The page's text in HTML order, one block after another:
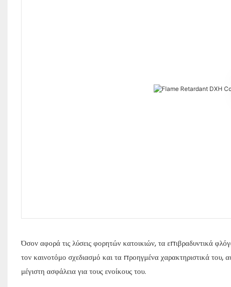
Όσον αφορά τις λύσεις φορητών κατοικιών, τα επιβραδυντικά
τον καινοτόμο σχεδιασμό και τα προηγμένα χαρακτηριστικά του,
μέγιστη ασφάλεια για τους ενοίκους του.